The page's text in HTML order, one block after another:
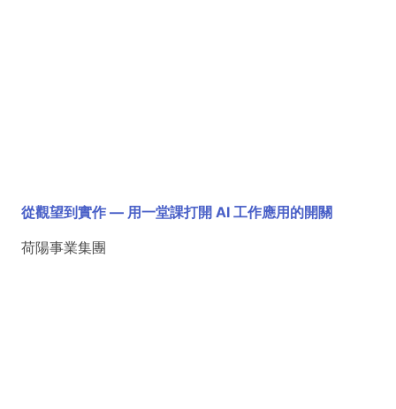
從觀望到實作 — 用一堂課打開 AI 工作應用的開關
荷陽事業集團